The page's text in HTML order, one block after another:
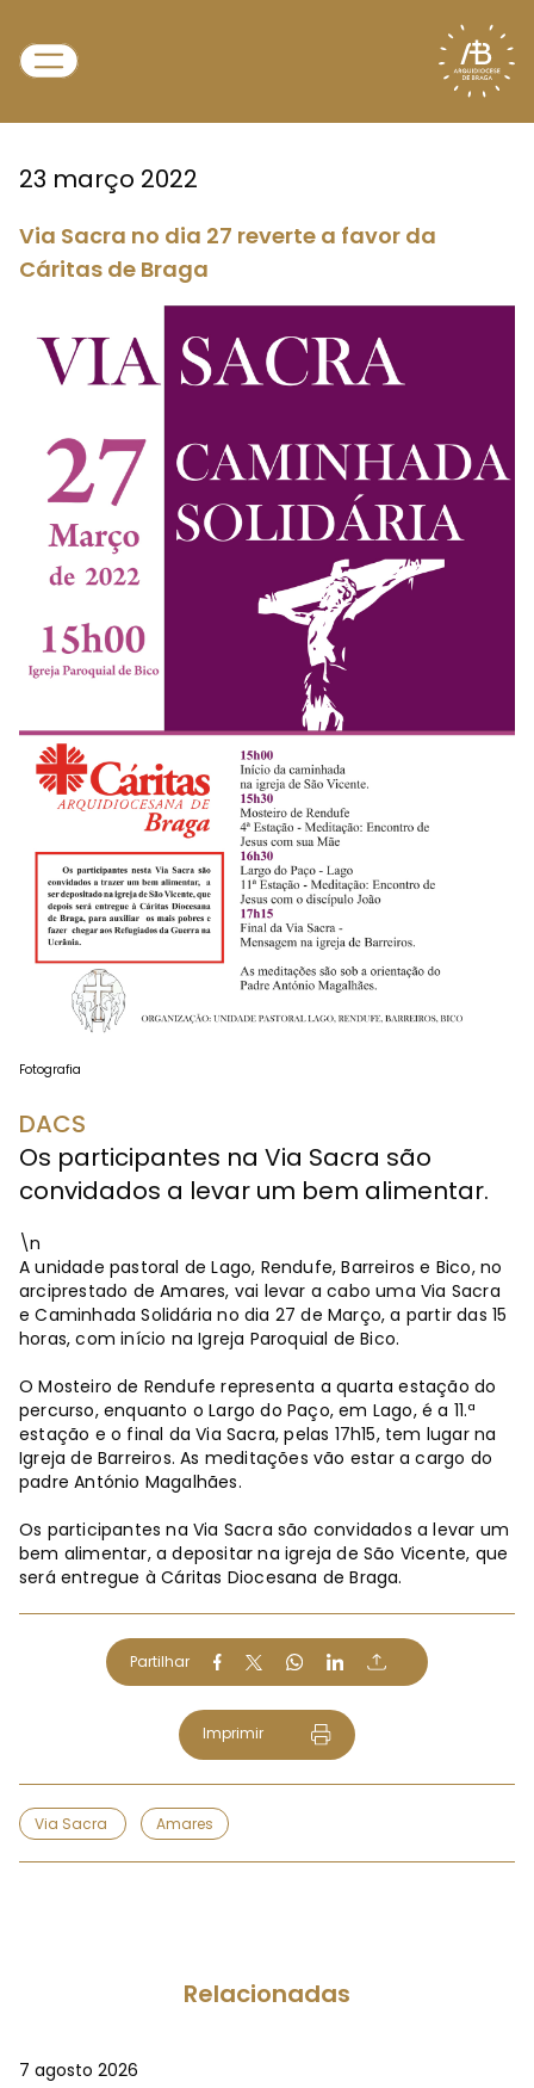
23 março 2022
Via Sacra no dia 27 reverte a favor da
Cáritas de Braga
Fotografia
DACS
Os participantes na Via Sacra são
convidados a levar um bem alimentar.
\n
A unidade pastoral de Lago, Rendufe, Barreiros e Bico, no
arciprestado de Amares, vai levar a cabo uma Via Sacra
e Caminhada Solidária no dia 27 de Março, a partir das 15
horas, com início na Igreja Paroquial de Bico.
O Mosteiro de Rendufe representa a quarta estação do
percurso, enquanto o Largo do Paço, em Lago, é a 11.ª
estação e o final da Via Sacra, pelas 17h15, tem lugar na
Igreja de Barreiros. As meditações vão estar a cargo do
padre António Magalhães.
Os participantes na Via Sacra são convidados a levar um
bem alimentar, a depositar na igreja de São Vicente, que
será entregue à Cáritas Diocesana de Braga.
Partilhar
Imprimir
Via Sacra Amares
Relacionadas
7 agosto 2026